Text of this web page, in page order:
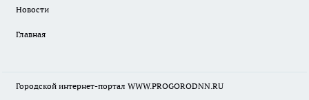
Новости
Главная
Городской интернет-портал WWW.PROGORODNN.RU